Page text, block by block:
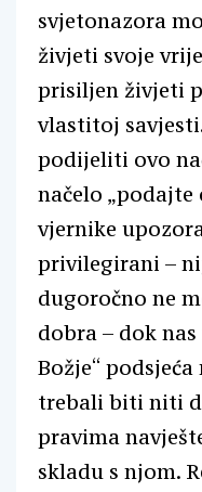
svjetonazora
živjeti svoje
prisiljen živjeti
vlastitoj
podijeliti ovo
načelo „podajte
vjernike
privilegirani –
dugoročno ne
dobra – dok
Božje“
trebali biti niti
pravima
skladu s njom.